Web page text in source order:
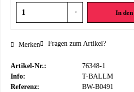
In den
Merken Fragen zum Artikel?
Artikel-Nr.:
76348-1
Info:
T-BALLM
Referenz:
BW-B0491